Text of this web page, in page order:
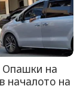
Опашки на
началото на